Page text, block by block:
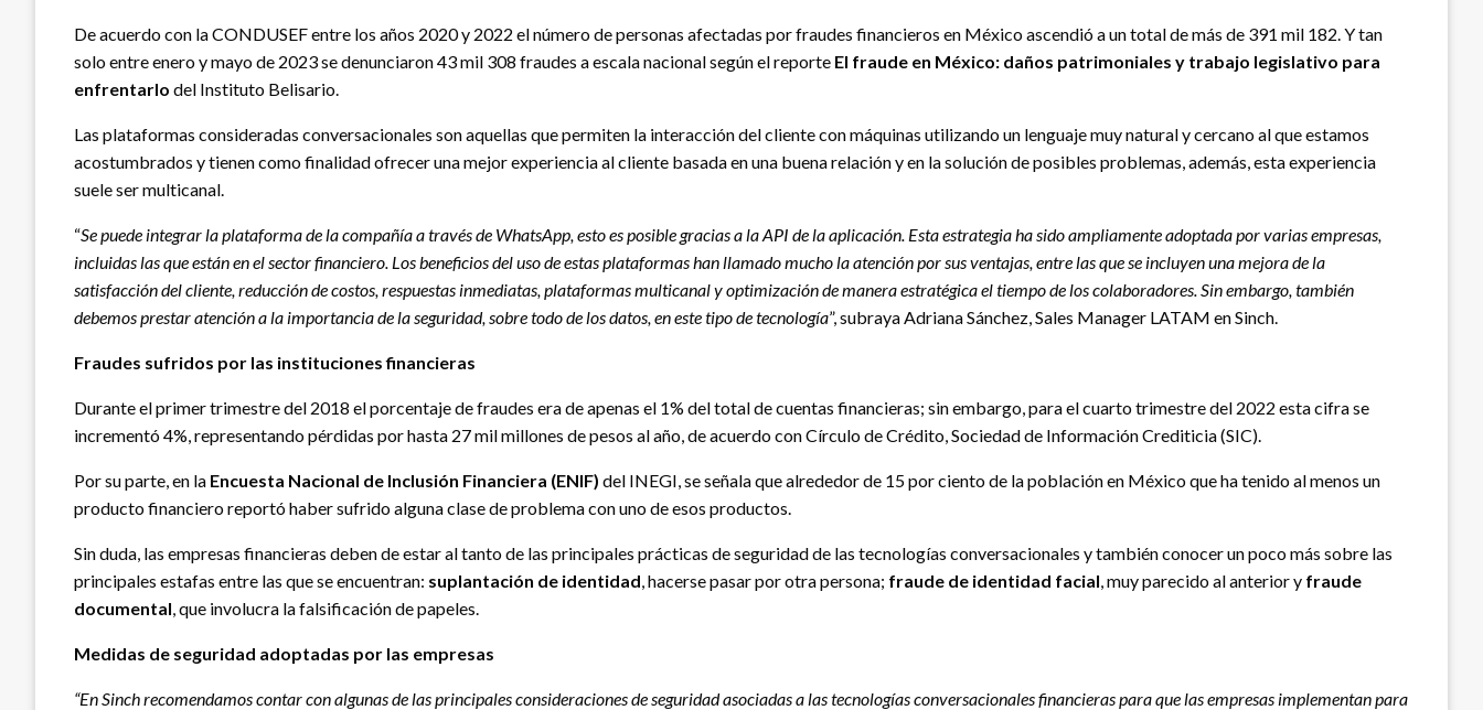
De acuerdo con la CONDUSEF entre los años 2020 y 2022 el número de personas afectadas por fraudes financieros en México ascendió a un total de más de 391 mil 182. Y tan
solo entre enero y mayo de 2023 se denunciaron 43 mil 308 fraudes a escala nacional según el reporte El fraude en México: daños patrimoniales y trabajo legislativo para
enfrentarlo del Instituto Belisario.
Las plataformas consideradas conversacionales son aquellas que permiten la interacción del cliente con máquinas utilizando un lenguaje muy natural y cercano al que estamos
acostumbrados y tienen como finalidad ofrecer una mejor experiencia al cliente basada en una buena relación y en la solución de posibles problemas, además, esta experiencia
suele ser multicanal.
“Se puede integrar la plataforma de la compañía a través de WhatsApp, esto es posible gracias a la API de la aplicación. Esta estrategia ha sido ampliamente adoptada por varias empresas,
incluidas las que están en el sector financiero. Los beneficios del uso de estas plataformas han llamado mucho la atención por sus ventajas, entre las que se incluyen una mejora de la
satisfacción del cliente, reducción de costos, respuestas inmediatas, plataformas multicanal y optimización de manera estratégica el tiempo de los colaboradores. Sin embargo, también
debemos prestar atención a la importancia de la seguridad, sobre todo de los datos, en este tipo de tecnología”, subraya Adriana Sánchez, Sales Manager LATAM en Sinch.
Fraudes sufridos por las instituciones financieras
Durante el primer trimestre del 2018 el porcentaje de fraudes era de apenas el 1% del total de cuentas financieras; sin embargo, para el cuarto trimestre del 2022 esta cifra se
incrementó 4%, representando pérdidas por hasta 27 mil millones de pesos al año, de acuerdo con Círculo de Crédito, Sociedad de Información Crediticia (SIC).
Por su parte, en la Encuesta Nacional de Inclusión Financiera (ENIF) del INEGI, se señala que alrededor de 15 por ciento de la población en México que ha tenido al menos un
producto financiero reportó haber sufrido alguna clase de problema con uno de esos productos.
Sin duda, las empresas financieras deben de estar al tanto de las principales prácticas de seguridad de las tecnologías conversacionales y también conocer un poco más sobre las
principales estafas entre las que se encuentran: suplantación de identidad, hacerse pasar por otra persona; fraude de identidad facial, muy parecido al anterior y fraude
documental, que involucra la falsificación de papeles.
Medidas de seguridad adoptadas por las empresas
“En Sinch recomendamos contar con algunas de las principales consideraciones de seguridad asociadas a las tecnologías conversacionales financieras para que las empresas implementan para